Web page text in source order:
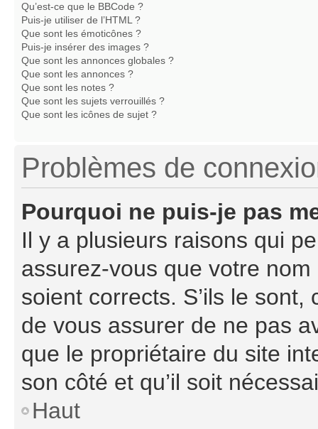
Qu’est-ce que le BBCode ?
Puis-je utiliser de l’HTML ?
Que sont les émoticônes ?
Puis-je insérer des images ?
Que sont les annonces globales ?
Que sont les annonces ?
Que sont les notes ?
Que sont les sujets verrouillés ?
Que sont les icônes de sujet ?
Problèmes de
Pourquoi ne puis-je pas
Il y a plusieurs raisons qui
assurez-vous que votre
soient corrects. S’ils le
de vous assurer de ne pas
que le propriétaire du site
son côté et qu’il soit
Haut